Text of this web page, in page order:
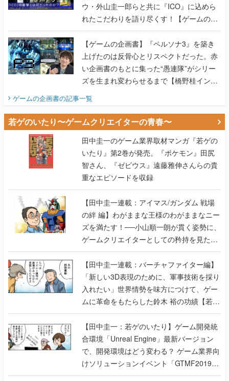
ウ・外山圭一郎らと共に『ICO』に込めら
れたこだわりを語り尽くす！【ゲームの企
画書】
【ゲームの企画書】『ペルソナ3』を築き
上げたのは反骨心とリスペクトだった。赤
い企画書のもとに集った“愚連隊”がシリー
ズを生まれ変わらせるまで【橋野桂インタ
ゲームの企画書の記事一覧
若ゲのいたり〜ゲームクリエイターの青春〜
田中圭一のゲーム業界取材マンガ『若ゲの
いたり』第2巻が発売。『ポケモン』田尻
智さん、『ゼビウス』遠藤雅伸さんらの貴
重なエピソードを収録
【田中圭一連載：アイマス/ガンダム 戦場
の絆 編】わがままな王様のわがままなニー
ズを満たす！──小山順一朗が貫く姿勢に、
ゲームクリエイターとしての矜持を見た
【若ゲのいたり最終回】
【田中圭一連載：バーチャファイター編】
「新しい3D表現のために、軍事技術を採り
入れたい」世界情勢を味方につけて、ゲー
ムに革命をもたらした鈴木 裕の功績【若ゲ
のいたり】
【田中圭一：若ゲのいたり】ゲーム開発統
合環境「Unreal Engine」最新バージョン
で、開発環境はどう変わる？ ゲーム業界向
けソリューションイベント「GTMF2019」
に行って、より理解を深めよう【PR】